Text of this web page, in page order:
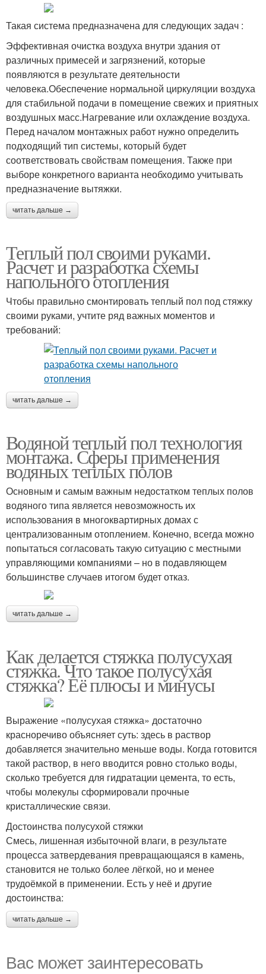
Такая система предназначена для следующих задач :
Эффективная очистка воздуха внутри здания от
различных примесей и загрязнений, которые
появляются в результате деятельности
человека.Обеспечение нормальной циркуляции воздуха
для стабильной подачи в помещение свежих и приятных
воздушных масс.Нагревание или охлаждение воздуха.
Перед началом монтажных работ нужно определить
подходящий тип системы, который будет
соответствовать свойствам помещения. Также при
выборе конкретного варианта необходимо учитывать
предназначение вытяжки.
читать дальше →
Теплый пол своими руками.
Расчет и разработка схемы
напольного отопления
Чтобы правильно смонтировать теплый пол под стяжку
своими руками, учтите ряд важных моментов и
требований:
читать дальше →
Водяной теплый пол технология
монтажа. Сферы применения
водяных теплых полов
Основным и самым важным недостатком теплых полов
водяного типа является невозможность их
использования в многоквартирных домах с
централизованным отоплением. Конечно, всегда можно
попытаться согласовать такую ситуацию с местными
управляющими компаниями – но в подавляющем
большинстве случаев итогом будет отказ.
читать дальше →
Как делается стяжка полусухая
стяжка. Что такое полусухая
стяжка? Её плюсы и минусы
Выражение «полусухая стяжка» достаточно
красноречиво объясняет суть: здесь в раствор
добавляется значительно меньше воды. Когда готовится
такой раствор, в него вводится ровно столько воды,
сколько требуется для гидратации цемента, то есть,
чтобы молекулы сформировали прочные
кристаллические связи.
Достоинства полусухой стяжки
Смесь, лишенная избыточной влаги, в результате
процесса затвердевания превращающаяся в камень,
становится не только более лёгкой, но и менее
трудоёмкой в применении. Есть у неё и другие
достоинства:
читать дальше →
Вас может заинтересовать